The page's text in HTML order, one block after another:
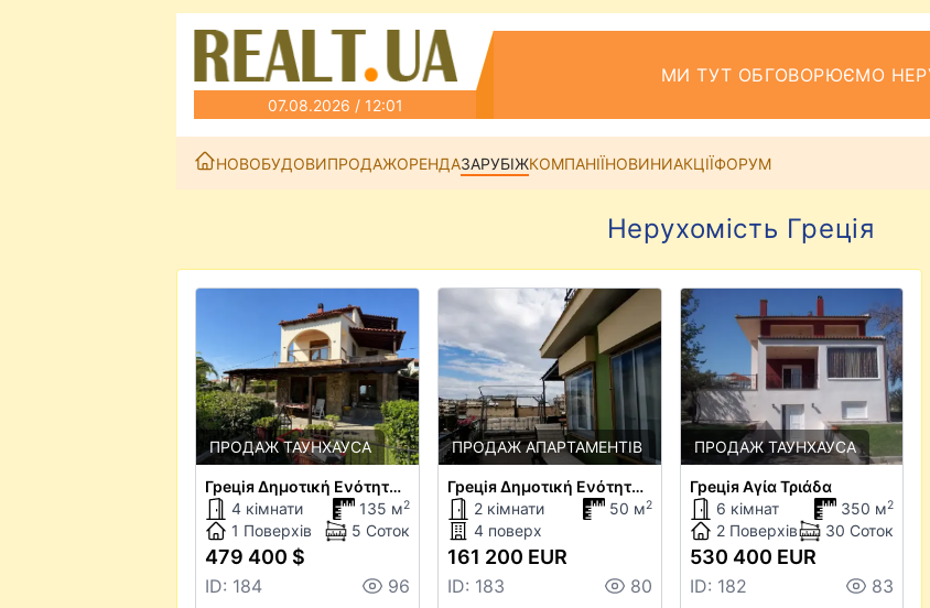
07.08.2026 / 12:01
МИ ТУТ ОБГОВОРЮЄМО
НОВОБУДОВИПРОДАЖОРЕНДАЗАРУБІЖКОМПАНІЇНОВИНИАКЦІЇФОРУМ
Нерухомість Грецiя
ПРОДАЖ ТАУНХАУСА
Грецiя Δημοτική Ενότητα Κασσάνδρας
4 кімнати
135 м2
1 Поверхів 5 Соток
479 400 $
ID: 184 96
ПРОДАЖ АПАРТАМЕНТІВ
Грецiя Δημοτική Ενότητα Θεσαλονίκης
2 кімнати
50 м2
4 поверх
161 200 EUR
ID: 183 80
ПРОДАЖ ТАУНХАУСА
Грецiя Αγία Τριάδα
6 кімнат
350 м2
2 Поверхів 30 Соток
530 400 EUR
ID: 182 83